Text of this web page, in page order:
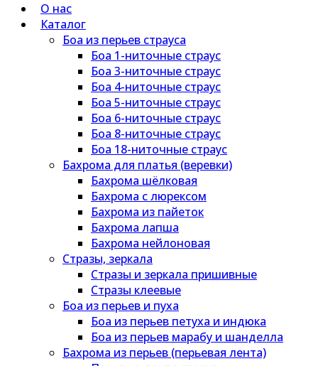
О нас
Каталог
Боа из перьев страуса
Боа 1-ниточные страус
Боа 3-ниточные страус
Боа 4-ниточные страус
Боа 5-ниточные страус
Боа 6-ниточные страус
Боа 8-ниточные страус
Боа 18-ниточные страус
Бахрома для платья (веревки)
Бахрома шёлковая
Бахрома с люрексом
Бахрома из пайеток
Бахрома лапша
Бахрома нейлоновая
Стразы, зеркала
Стразы и зеркала пришивные
Стразы клеевые
Боа из перьев и пуха
Боа из перьев петуха и индюка
Боа из перьев марабу и шанделла
Бахрома из перьев (перьевая лента)